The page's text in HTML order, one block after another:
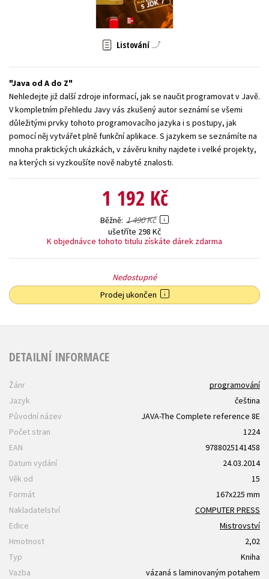
Zahraniční literatura
Všechny tituly
Listování
Java od A do Z
Nehledejte již další zdroje informací, jak se naučit programovat v Javě.
V kompletním přehledu Javy vás zkušený autor seznámí se všemi
důležitými prvky tohoto programovacího jazyka i s postupy, jak
pomocí něj vytvářet plně funkční aplikace. S jazykem se seznámíte na
mnoha praktických ukázkách, v závěru knihy najdete i velké projekty,
na kterých si vyzkoušíte nově nabyté znalosti.
1 192 Kč
Běžně 1 490 Kč
ušetříte 298 Kč
K objednávce tohoto titulu získáte dárek zdarma
Nedostupné
Prodej ukončen
DETAILNÍ INFORMACE
Žánr
programování
Jazyk
čeština
Původní název
JAVA-The Complete reference 8E
Počet stran
1224
EAN
9788025141458
Datum vydání
24.03.2014
Věk od
15
Formát
167x225 mm
Nakladatelství
COMPUTER PRESS
Edice
Mistrovství
Hmotnost
2,02
Typ
Kniha
Vazba
vázaná s laminovaným potahem